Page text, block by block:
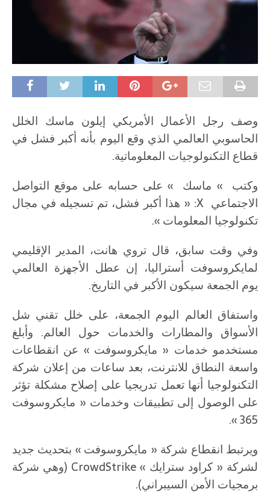
وصف رجل الأعمال الأمريكي إيلون ماسك الخلل
الحاسوبي العالمي الذي وقع اليوم بأنه أكبر فشل في
قطاع التكنولوجيات المعلوماتية.
وكتب » ماسك » على حسابه على موقع التواصل
الاجتماعي X: « هذا أكبر فشل، تم تسجيله في مجال
تكنولوجيا المعلومات ».
وفي وقت سابق، قال تروي هانت، المدير الإقليمي
لمايكروسوفت أستراليا، إن عطل الأجهزة العالمي
يوم الجمعة سيكون الأكبر في التاريخ.
واستفاق العالم اليوم الجمعة، على خلل تقني شل
الأسواق والمطارات والخدمات حول العالم. وأبلغ
مستخدمو خدمات « مايكروسوفت » عن انقطاعات
واسعة النطاق للانترنت، بعد ساعات من إعلان شركة
التكنولوجيا أنها تعمل تدريجيا على إصلاح مشكلة تؤثر
على الوصول إلى تطبيقات وخدمات « مايكروسوفت
365 ».
ويرتبط انقطاع شركة « مايكروسوفت » بتحديث جديد
لشركة « كراود سترايك » CrowdStrike (وهي شركة
برمجيات الأمن السيبراني).